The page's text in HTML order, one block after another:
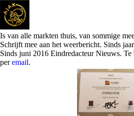
Is van alle markten thuis, van sommige
Schrijft mee aan het weerbericht. Sinds
Sinds juni 2016 Eindredacteur Nieuws.
peremail.